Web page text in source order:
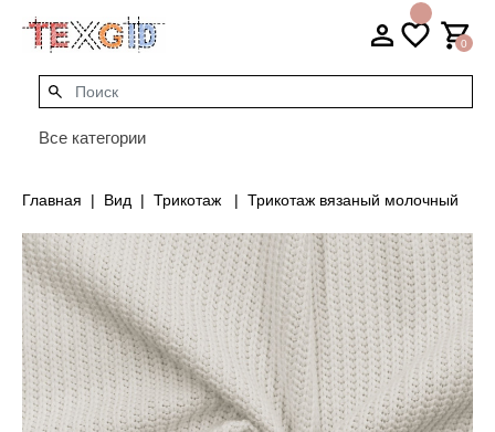
0
Все категории
Главная Вид Трикотаж Трикотаж вязаный молочный